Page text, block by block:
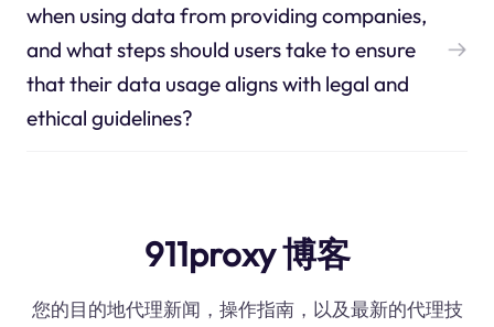
when using data from providing companies,
and what steps should users take to ensure
that their data usage aligns with legal and
ethical guidelines?
911proxy 博客
您的目的地代理新闻，操作指南，以及最新的代理技